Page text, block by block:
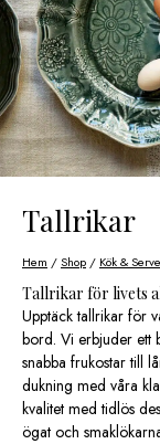
Hem /Shop / Kök &
Tallrikar
Tallrikar för livets
Upptäck tallrikar för
bord. Vi erbjuder ett
snabba frukostar till
dukning med våra
kvalitet med tidlös
ögat och